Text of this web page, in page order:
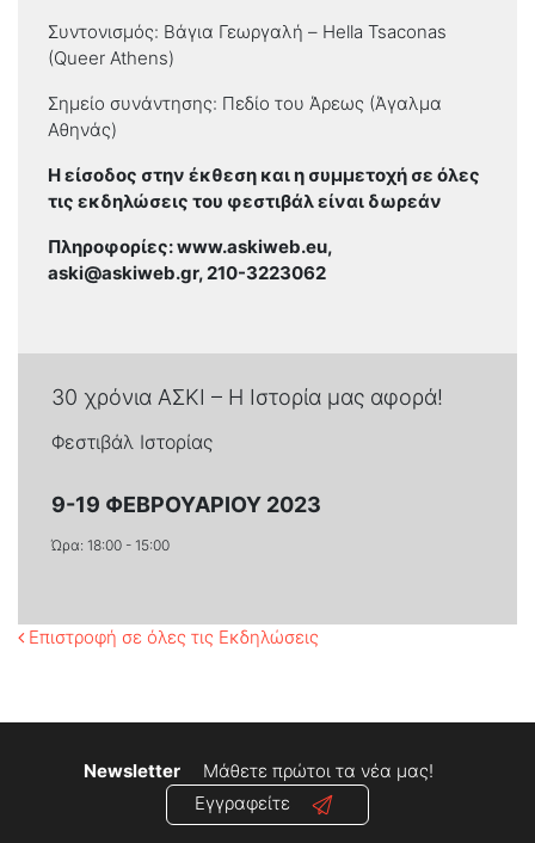
30 χρόνια ΑΣΚΙ – Η Ιστορία μας αφορά!
Φεστιβάλ Ιστορίας
9-19 ΦΕΒΡΟΥΑΡΊΟΥ 2023
Ώρα: 18:00 - 15:00
Συντονισμός: Βάγια Γεωργαλή – Hella Tsaconas
(Queer Athens)
Σημείο συνάντησης: Πεδίο του Άρεως (Άγαλμα
Αθηνάς)
Η είσοδος στην έκθεση και η συμμετοχή σε όλες
τις εκδηλώσεις του φεστιβάλ είναι δωρεάν
Πληροφορίες: www.askiweb.eu,
aski@askiweb.gr, 210-3223062
Επιστροφή σε όλες τις Εκδηλώσεις
Newsletter
Μάθετε πρώτοι τα νέα μας!
Εγγραφείτε